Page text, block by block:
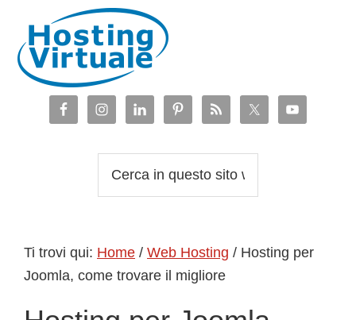
navigazione
primaria
contenuto
principale
barra
laterale
piè
web
Ti trovi qui: Home / Web Hosting / Hosting per
Joomla, come trovare il migliore